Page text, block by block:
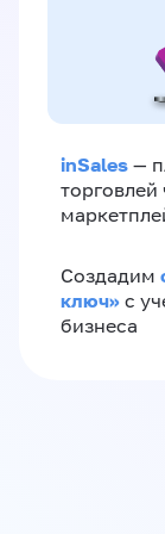
inSales —
торговлей
Создадим
ключ» с
бизнеса